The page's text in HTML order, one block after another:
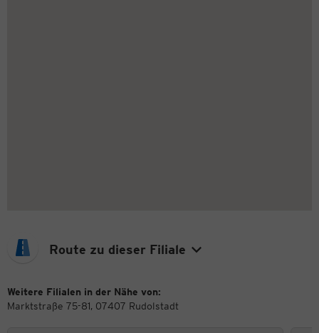
Route zu dieser Filiale
Weitere Filialen in der Nähe von:
Marktstraße 75-81, 07407 Rudolstadt